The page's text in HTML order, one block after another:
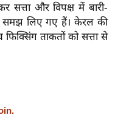
सत्ता और विपक्ष में बारी-
समझ लिए गए हैं। केरल की
ताकतों को सत्ता से